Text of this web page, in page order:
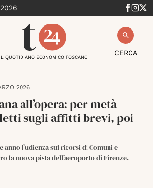
CERCA
IL QUOTIDIANO ECONOMICO TOSCANO
2026
all’opera: per metà
sugli affitti brevi, poi
anno l’udienza sui ricorsi di Comuni e
la nuova pista dell’aeroporto di Firenze.